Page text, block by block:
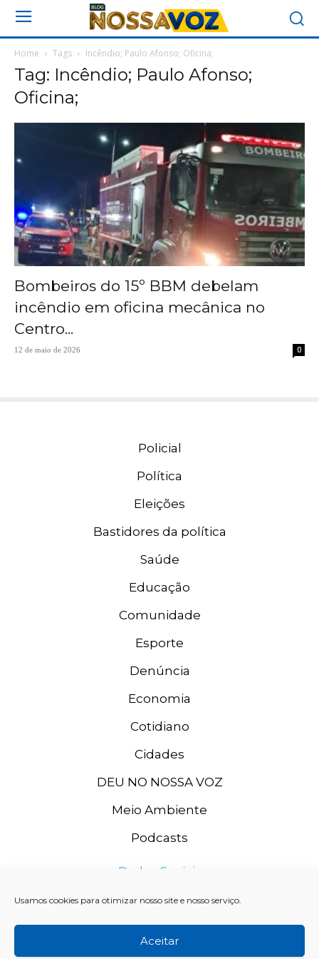
Usamos cookies para otimizar nosso site e nosso serviço.
Aceitar
Home Tags Incêndio; Paulo Afonso; Oficina;
Tag: Incêndio; Paulo Afonso;
Oficina;
Bombeiros do 15º BBM debelam
incêndio em oficina mecânica no
Centro...
12 de maio de 2026 0
Policial
Política
Eleições
Bastidores da política
Saúde
Educação
Comunidade
Esporte
Denúncia
Economia
Cotidiano
Cidades
DEU NO NOSSA VOZ
Meio Ambiente
Podcasts
Redes Sociais